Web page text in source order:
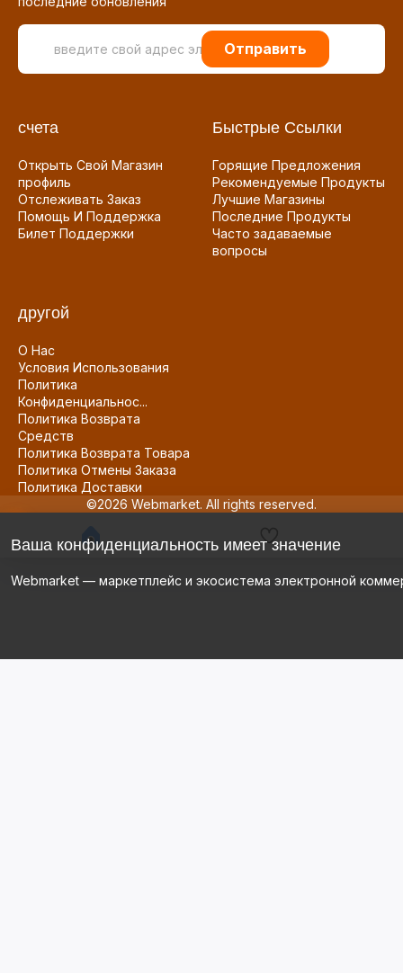
Отправить
счета
Открыть Свой Магазин
профиль
Отслеживать Заказ
Помощь И Поддержка
Билет Поддержки
Быстрые Ссылки
Горящие Предложения
Рекомендуемые Продукты
Лучшие Магазины
Последние Продукты
Часто задаваемые
вопросы
другой
О Нас
Условия Использования
Политика
Конфиденциальнос...
Политика Возврата
Средств
Политика Возврата Товара
Политика Отмены Заказа
Политика Доставки
©2026 Webmarket. All rights reserved.
Ваша конфиденциальность имеет значение
Webmarket — маркетплейс и экосистема электронной